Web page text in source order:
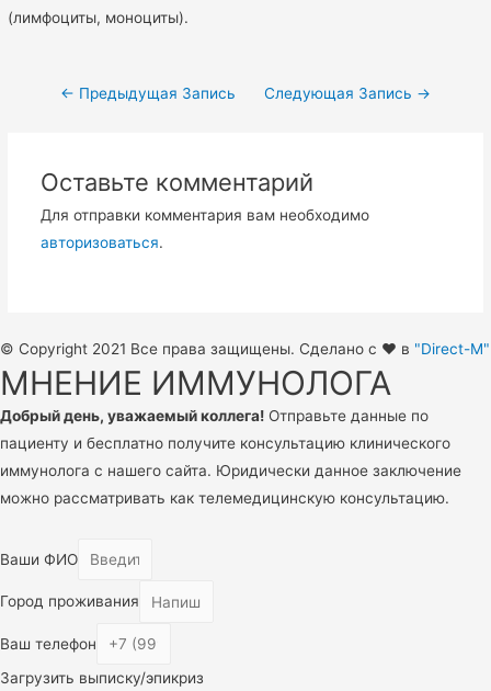
(лимфоциты, моноциты).
Навигация
← Предыдущая Запись Следующая Запись →
Оставьте комментарий
Для отправки комментария вам необходимо
авторизоваться.
© Copyright 2021 Все права защищены. Сделано с ❤️ в "Direct-M"
МНЕНИЕ ИММУНОЛОГА
Добрый день, уважаемый коллега! Отправьте данные по
пациенту и бесплатно получите консультацию клинического
иммунолога с нашего сайта. Юридически данное заключение
можно рассматривать как телемедицинскую консультацию.
Ваши ФИО
Город проживания
Ваш телефон
Загрузить выписку/эпикриз